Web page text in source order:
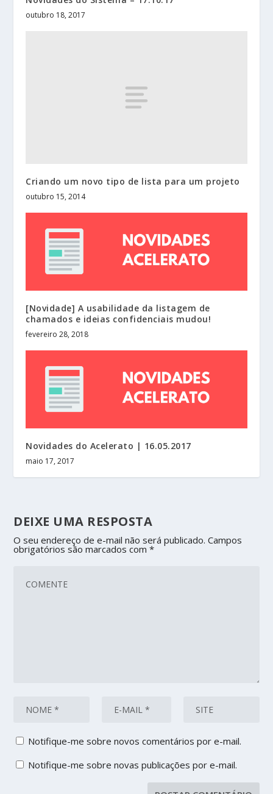
outubro 18, 2017
Criando um novo tipo de lista para um projeto
outubro 15, 2014
[Novidade] A usabilidade da listagem de
chamados e ideias confidenciais mudou!
fevereiro 28, 2018
Novidades do Acelerato | 16.05.2017
maio 17, 2017
DEIXE UMA RESPOSTA
O seu endereço de e-mail não será publicado. Campos
obrigatórios são marcados com*
Notifique-me sobre novos comentários por e-mail.
Notifique-me sobre novas publicações por e-mail.